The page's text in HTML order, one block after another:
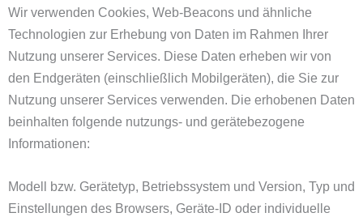
Wir verwenden Cookies, Web-Beacons und ähnliche
Technologien zur Erhebung von Daten im Rahmen Ihrer
Nutzung unserer Services. Diese Daten erheben wir von
den Endgeräten (einschließlich Mobilgeräten), die Sie zur
Nutzung unserer Services verwenden. Die erhobenen Daten
beinhalten folgende nutzungs- und gerätebezogene
Informationen:
Modell bzw. Gerätetyp, Betriebssystem und Version, Typ und
Einstellungen des Browsers, Geräte-ID oder individuelle